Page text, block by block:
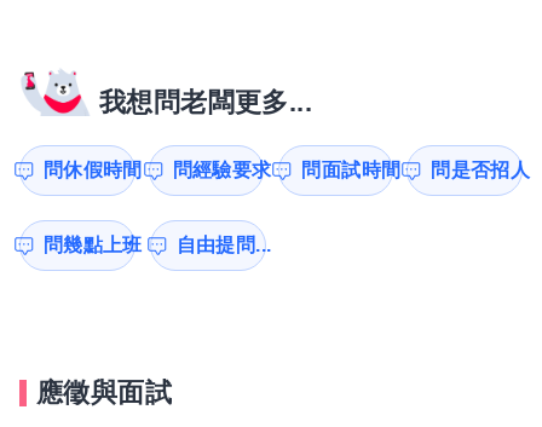
我想問老闆更多...
問休假時間 問經驗要求 問面試時間 問是否招人
問幾點上班 自由提問...
應徵與面試